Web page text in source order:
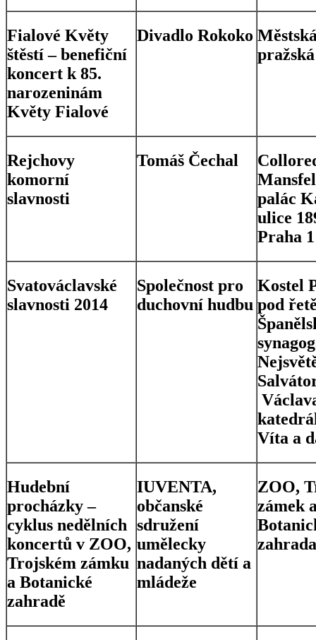
Fialové Květy
štěstí – benefiční
koncert k 85.
narozeninám
Květy Fialové
Divadlo Rokoko
pražská
Rejchovy
komorní
slavnosti
Tomáš Čechal
palác
ulice
Praha 1
Svatováclavské
slavnosti 2014
Společnost pro
duchovní hudbu
Kostel
pod
Víta a
Hudební
procházky –
cyklus nedělních
koncertů v ZOO,
Trojském zámku
a Botanické
zahradě
IUVENTA,
občanské
sdružení
umělecky
nadaných dětí a
mládeže
ZOO,
zámek
zahrada